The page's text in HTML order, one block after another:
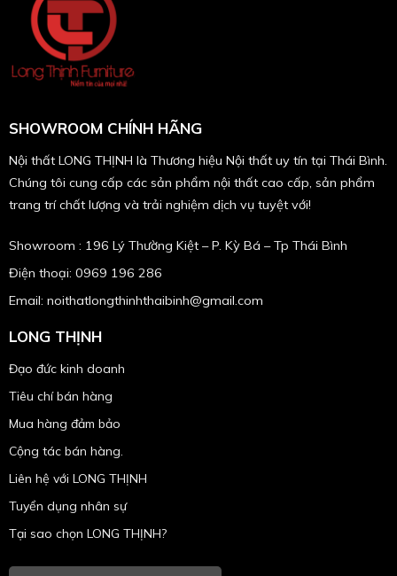
SHOWROOM CHÍNH HÃNG
Nội thất LONG THỊNH là Thương hiệu Nội thất uy tín tại Thái Bình.
Chúng tôi cung cấp các sản phẩm nội thất cao cấp, sản phẩm
trang trí chất lượng và trải nghiệm dịch vụ tuyệt với!
Showroom : 196 Lý Thường Kiệt – P. Kỳ Bá – Tp Thái Bình
Điện thoại: 0969 196 286
Email: noithatlongthinhthaibinh@gmail.com
LONG THỊNH
Đạo đức kinh doanh
Tiêu chí bán hàng
Mua hàng đảm bảo
Cộng tác bán hàng.
Liên hệ với LONG THỊNH
Tuyển dụng nhân sự
Tại sao chọn LONG THỊNH?